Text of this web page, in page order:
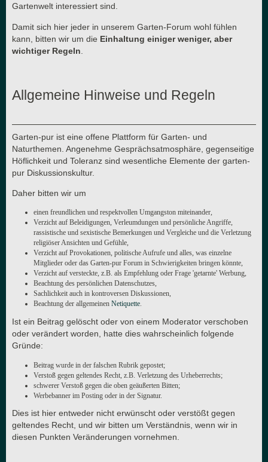
Gartenwelt interessiert sind.
Damit sich hier jeder in unserem Garten-Forum wohl fühlen
kann, bitten wir um die Einhaltung einiger weniger, aber
wichtiger Regeln
Allgemeine Hinweise und Regeln
Garten-pur ist eine offene Plattform für Garten- und
Naturthemen. Angenehme Gesprächsatmosphäre, gegenseitige
Höflichkeit und Toleranz sind wesentliche Elemente der garten-
pur Diskussionskultur.
Daher bitten wir um
einen freundlichen und respektvollen Umgangston miteinander,
Verzicht auf Beleidigungen, Verleumdungen und persönliche Angriffe,
rassistische und sexistische Bemerkungen und Vergleiche und die Verletzung
religiöser Ansichten und Gefühle,
Verzicht auf Provokationen, politische Aufrufe und alles, was einzelne
Mitglieder oder das Garten-pur Forum in Schwierigkeiten bringen könnte,
Verzicht auf versteckte, z.B. als Empfehlung oder Frage 'getarnte' Werbung,
Beachtung des persönlichen Datenschutzes,
Sachlichkeit auch in kontroversen Diskussionen,
Beachtung der allgemeinen Netiquette.
Ist ein Beitrag gelöscht oder von einem Moderator verschoben
oder verändert worden, hatte dies wahrscheinlich folgende
Gründe:
Beitrag wurde in der falschen Rubrik gepostet;
Verstoß gegen geltendes Recht, z.B. Verletzung des Urheberrechts;
schwerer Verstoß gegen die oben geäußerten Bitten;
Werbebanner im Posting oder in der Signatur.
Dies ist hier entweder nicht erwünscht oder verstößt gegen
geltendes Recht, und wir bitten um Verständnis, wenn wir in
diesen Punkten Veränderungen vornehmen.